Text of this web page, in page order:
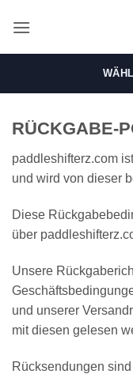
Inhalt
RÜCKGABE-
paddleshifterz.com
und wird von dieser
Diese
über
Unsere
und unserer
mit diesen gelesen
Rücksendungen